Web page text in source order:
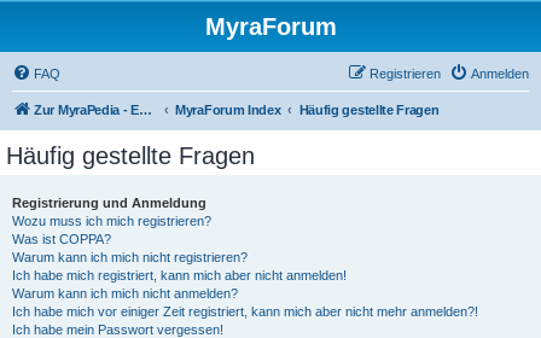
MyraForum
FAQ Anmelden
Registrieren
Zur MyraPedia - Enzyklopädie der Kampagnenwelt MyraForum Index Häufig gestellte Fragen
Häufig gestellte Fragen
Registrierung und Anmeldung
Wozu muss ich mich registrieren?
Was ist COPPA?
Warum kann ich mich nicht registrieren?
Ich habe mich registriert, kann mich aber nicht anmelden!
Warum kann ich mich nicht anmelden?
Ich habe mich vor einiger Zeit registriert, kann mich aber nicht mehr anmelden?!
Ich habe mein Passwort vergessen!